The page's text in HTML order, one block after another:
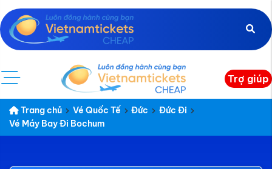
Trợ giúp
Trang chủ Vé Quốc Tế Đức
Đức Đi
Vé Máy Bay Đi Bochum